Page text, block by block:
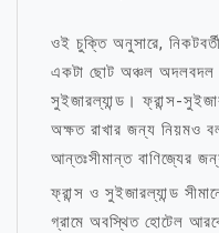
ওই চুক্তি অনুসারে,
একটা ছোট অঞ্চল অদলবদল
সুইজারল্যান্ড। ফ্রান্স-
অক্ষত রাখার জন্য নিয়মও
আন্তঃসীমান্ত বাণিজ্যের
ফ্রান্স ও সুইজারল্যান্ড
গ্রামে অবস্থিত হোটেল